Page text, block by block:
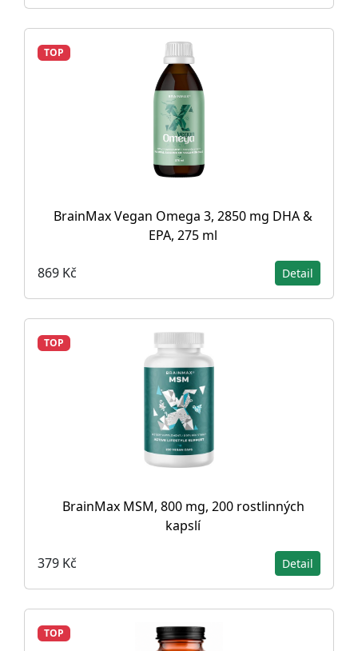
TOP
BrainMax Vegan Omega 3, 2850 mg DHA &
EPA, 275 ml
869 Kč Detail
TOP
BrainMax MSM, 800 mg, 200 rostlinných
kapslí
379 Kč Detail
TOP